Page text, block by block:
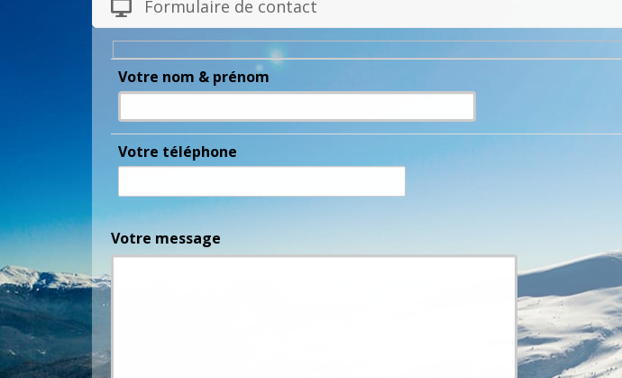
Formulaire de contact
Votre nom & prénom
Votre téléphone
Votre message